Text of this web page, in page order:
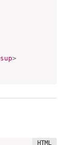
sup>